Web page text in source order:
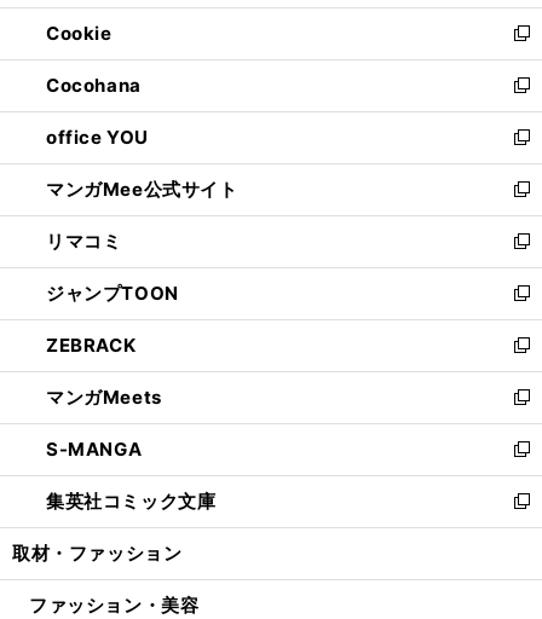
開
く
ウ
で
開
く
ン
ド
ウ
で
開
く
ウ
ィ
ン
ド
ウ
で
開
く
Cookie
新
し
い
ウ
ィ
ン
ド
ウ
で
開
く
Cocohana
新
し
い
ウ
ィ
ン
ド
ウ
で
開
く
office YOU
新
し
い
ウ
ィ
ン
ド
ウ
で
開
く
マンガMee公式サイト
新
し
い
ウ
ィ
ン
ド
ウ
で
開
く
リマコミ
新
し
い
ウ
ィ
ン
ド
ウ
で
開
く
ジャンプTOON
新
し
い
ウ
ィ
ン
ド
ウ
で
開
ZEBRACK
新
し
い
ウ
ィ
ン
ド
ウ
開
マンガMeets
新
し
い
ウ
ィ
ン
ウ
S-MANGA
新
し
い
ウ
ン
集英社コミック文庫
新
し
ウ
取材・ファッション
ファッション・美容